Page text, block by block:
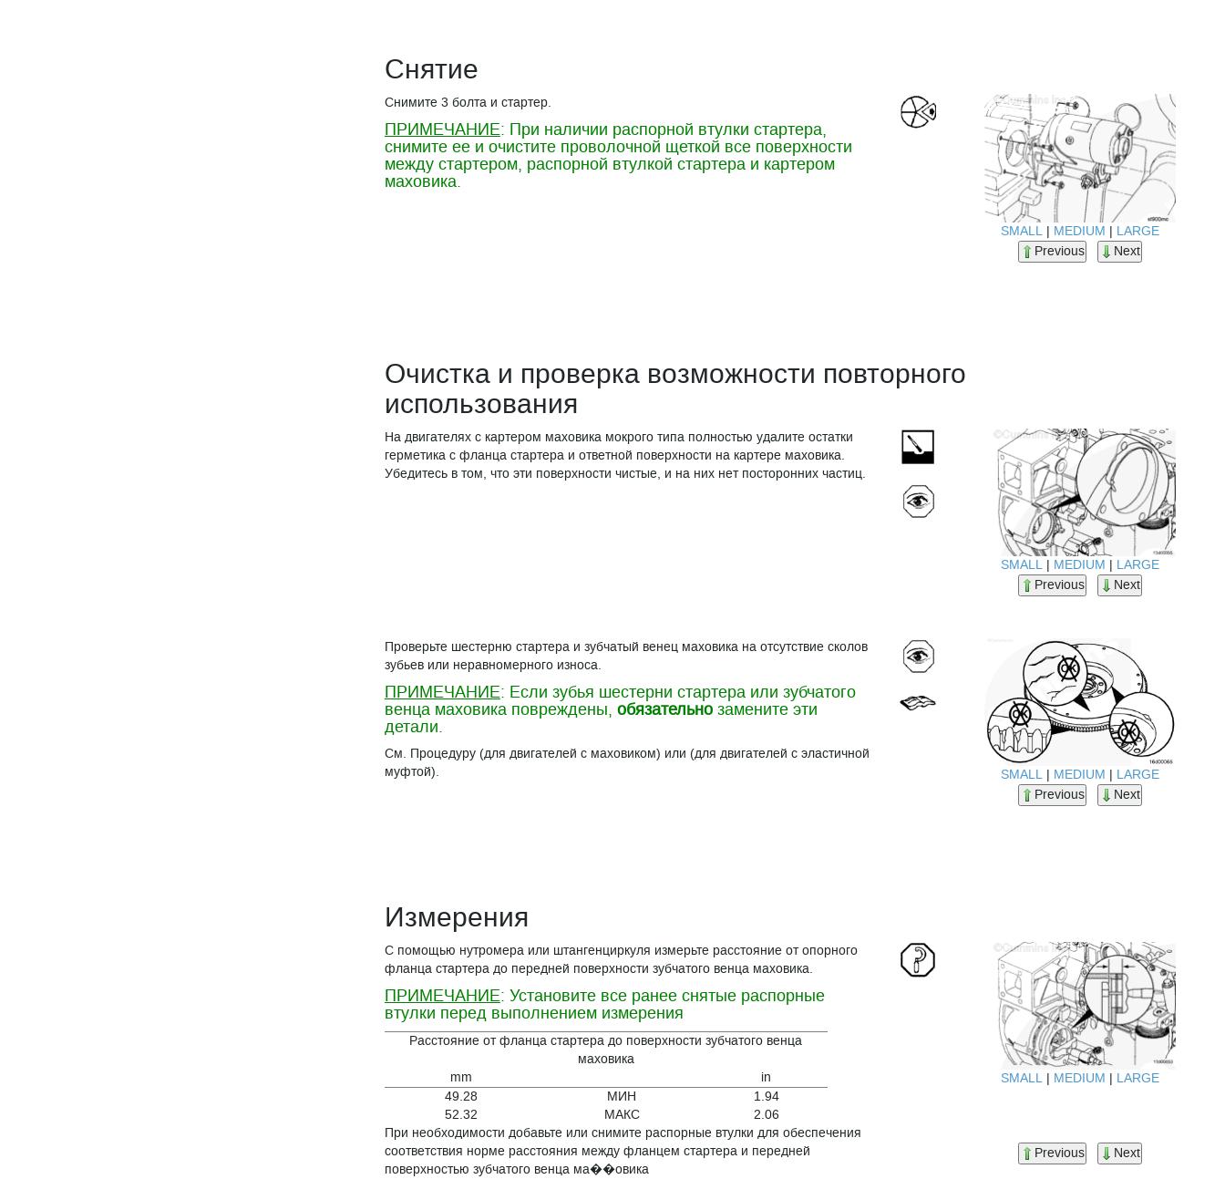
Снятие
Снимите 3 болта и стартер.
ПРИМЕЧАНИЕ: При наличии распорной втулки стартера,
снимите ее и очистите проволочной щеткой все поверхности
между стартером, распорной втулкой стартера и картером
маховика.
SMALL | MEDIUM | LARGE
Previous
Next
Очистка и проверка возможности повторного
использования
На двигателях с картером маховика мокрого типа полностью удалите остатки
герметика с фланца стартера и ответной поверхности на картере маховика.
Убедитесь в том, что эти поверхности чистые, и на них нет посторонних частиц.
SMALL | MEDIUM | LARGE
Previous
Next
Проверьте шестерню стартера и зубчатый венец маховика на отсутствие сколов
зубьев или неравномерного износа.
ПРИМЕЧАНИЕ: Если зубья шестерни стартера или зубчатого
венца маховика повреждены, обязательнозамените эти
детали.
См. Процедуру (для двигателей с маховиком) или (для двигателей с эластичной
муфтой).
SMALL | MEDIUM | LARGE
Previous
Next
Измерения
С помощью нутромера или штангенциркуля измерьте расстояние от опорного
фланца стартера до передней поверхности зубчатого венца маховика.
ПРИМЕЧАНИЕ: Установите все ранее снятые распорные
втулки перед выполнением измерения
Расстояние от фланца стартера до поверхности зубчатого венца
маховика
mm
in
49.28
МИН
1.94
52.32
МАКС
2.06
При необходимости добавьте или снимите распорные втулки для обеспечения
соответствия норме расстояния между фланцем стартера и передней
поверхностью зубчатого венца ма��овика
SMALL | MEDIUM | LARGE
Previous Next